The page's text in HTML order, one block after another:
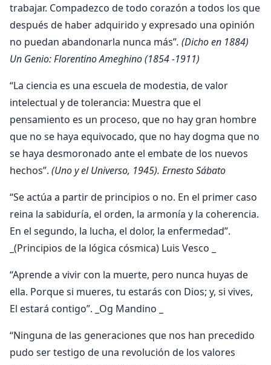
trabajar. Compadezco de todo corazón a todos los que
después de haber adquirido y expresado una opinión
no puedan abandonarla nunca más”. (Dicho en 1884)
Un Genio: Florentino Ameghino (1854 -1911)
“La ciencia es una escuela de modestia, de valor
intelectual y de tolerancia: Muestra que el
pensamiento es un proceso, que no hay gran hombre
que no se haya equivocado, que no hay dogma que no
se haya desmoronado ante el embate de los nuevos
hechos”. (Uno y el Universo, 1945). Ernesto Sábato
“Se actúa a partir de principios o no. En el primer caso
reina la sabiduría, el orden, la armonía y la coherencia.
En el segundo, la lucha, el dolor, la enfermedad”.
_(Principios de la lógica cósmica) Luis Vesco _
“Aprende a vivir con la muerte, pero nunca huyas de
ella. Porque si mueres, tu estarás con Dios; y, si vives,
El estará contigo”. _Og Mandino _
“Ninguna de las generaciones que nos han precedido
pudo ser testigo de una revolución de los valores